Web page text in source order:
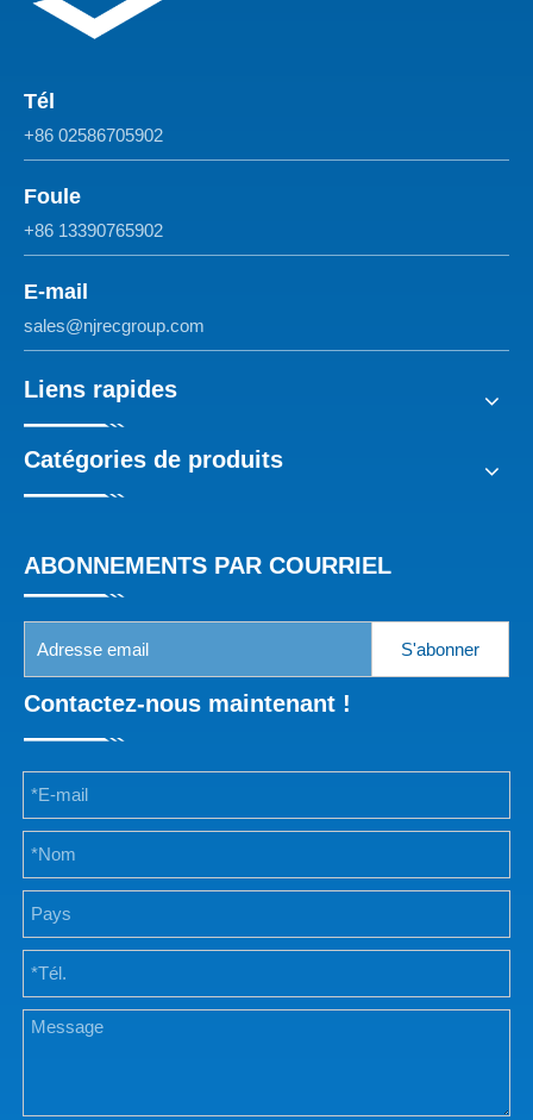
Tél
+86 02586705902
Foule
+86 13390765902
E-mail
sales@njrecgroup.com
Liens rapides
Catégories de produits
ABONNEMENTS PAR COURRIEL
S'abonner
Contactez-nous maintenant !